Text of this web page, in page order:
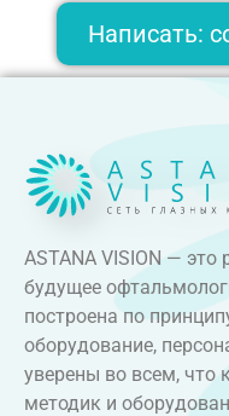
Написать:
ASTANA VISION — это
будущее
построена по
оборудование,
уверены во всем, что
методик и